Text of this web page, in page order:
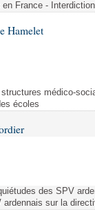
France -
Hamelet
médico-
écoles
des SPV
sur la